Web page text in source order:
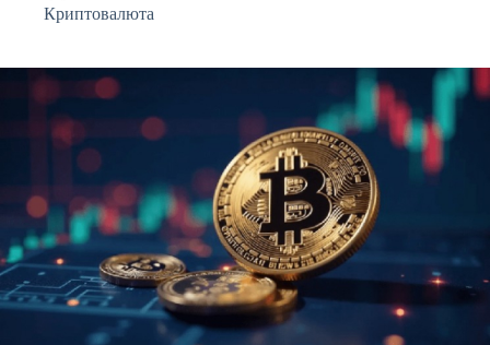
Криптовалюта